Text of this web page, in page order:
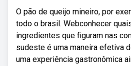
O pão de queijo mineiro, por
todo o brasil. Webconhecer
ingredientes que figuram nas
sudeste é uma maneira efetiva
uma experiência gastronômica